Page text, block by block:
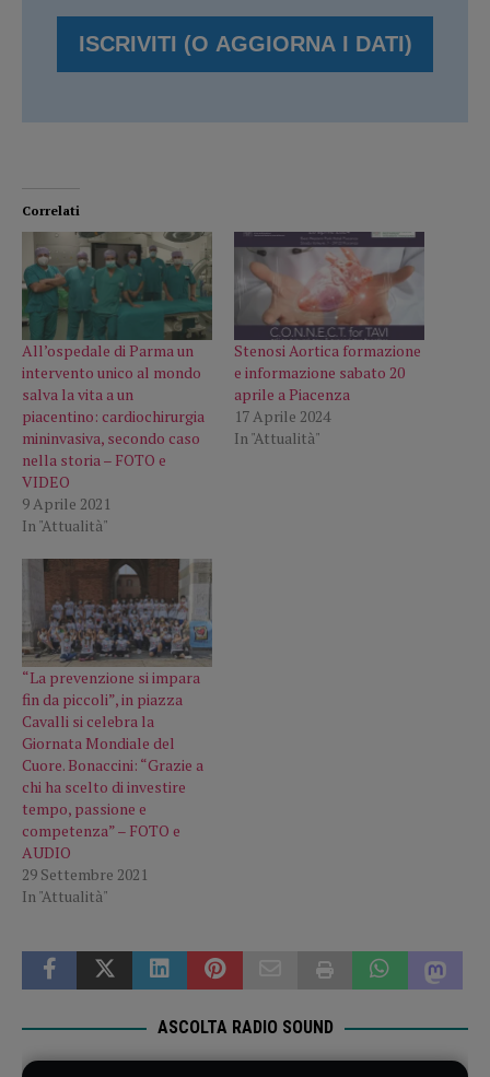
Correlati
All’ospedale di Parma un
intervento unico al mondo
salva la vita a un
piacentino: cardiochirurgia
mininvasiva, secondo caso
nella storia – FOTO e
VIDEO
9 Aprile 2021
In "Attualità"
Stenosi Aortica formazione
e informazione sabato 20
aprile a Piacenza
17 Aprile 2024
In "Attualità"
“La prevenzione si impara
fin da piccoli”, in piazza
Cavalli si celebra la
Giornata Mondiale del
Cuore. Bonaccini: “Grazie a
chi ha scelto di investire
tempo, passione e
competenza” – FOTO e
AUDIO
29 Settembre 2021
In "Attualità"
ASCOLTA RADIO SOUND